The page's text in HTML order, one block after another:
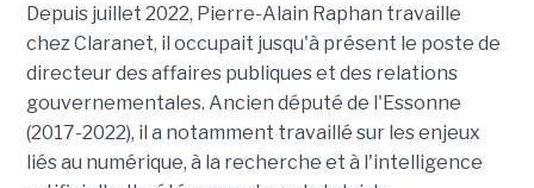
Depuis juillet 2022, Pierre-Alain Raphan travaille
chez Claranet, il occupait jusqu'à présent le poste de
directeur des affaires publiques et des relations
gouvernementales. Ancien député de l'Essonne
(2017-2022), il a notamment travaillé sur les enjeux
liés au numérique, à la recherche et à l'intelligence